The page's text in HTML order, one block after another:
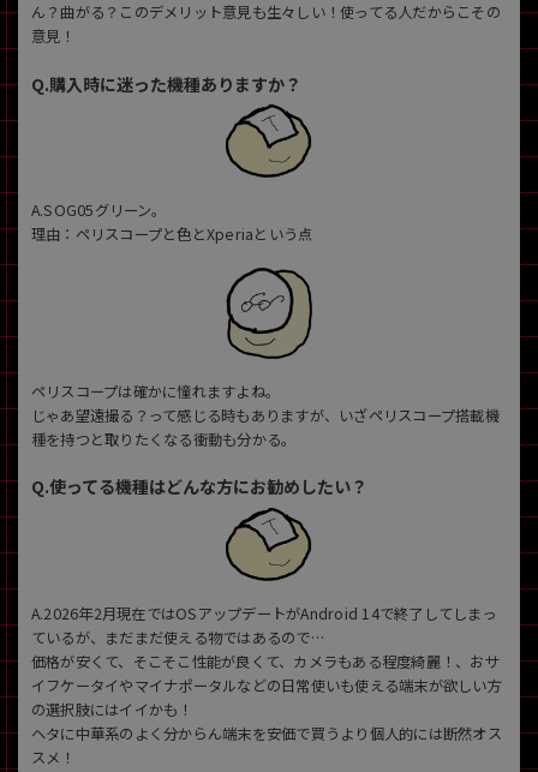
ん？曲がる？このデメリット意見も生々しい！使ってる人だからこその
意見！
Q.購入時に迷った機種ありますか？
A.SOG05グリーン。
理由：ペリスコープと色とXperiaという点
ペリスコープは確かに憧れますよね。
じゃあ望遠撮る？って感じる時もありますが、いざペリスコープ搭載機
種を持つと取りたくなる衝動も分かる。
Q.使ってる機種はどんな方にお勧めしたい？
A.2026年2月現在ではOSアップデートがAndroid 14で終了してしまっ
ているが、まだまだ使える物ではあるので…
価格が安くて、そこそこ性能が良くて、カメラもある程度綺麗！、おサ
イフケータイやマイナポータルなどの日常使いも使える端末が欲しい方
の選択肢にはイイかも！
ヘタに中華系のよく分からん端末を安価で買うより個人的には断然オス
スメ！